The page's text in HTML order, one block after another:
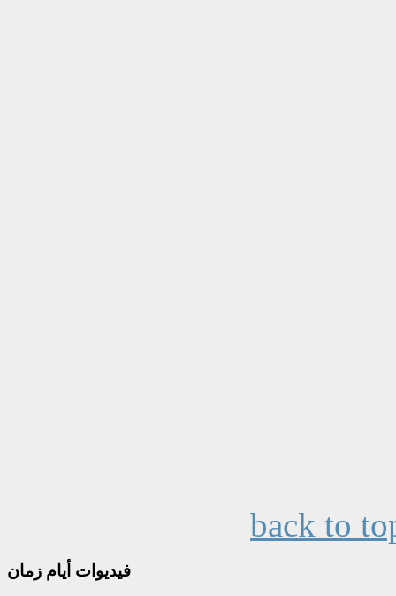
back to
فيديوات أيام زمان